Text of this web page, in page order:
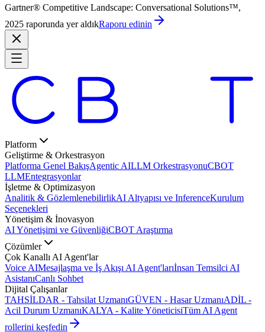
Gartner® Competitive Landscape: Conversational Solutions™,
2025 raporunda yer aldıkRaporu edinin
Platform
Geliştirme & Orkestrasyon
Platforma Genel BakışAgentic AILLM OrkestrasyonuCBOT
LLMEntegrasyonlar
İşletme & Optimizasyon
Analitik & GözlemlenebilirlikAI Altyapısı ve InferenceKurulum
Seçenekleri
Yönetişim & İnovasyon
AI Yönetişimi ve GüvenliğiCBOT Araştırma
Çözümler
Çok Kanallı AI Agent'lar
Voice AIMesajlaşma ve İş Akışı AI Agent'larıİnsan Temsilci AI
AsistanıCanlı Sohbet
Dijital Çalışanlar
TAHSİLDAR - Tahsilat UzmanıGÜVEN - Hasar UzmanıADİL -
Acil Durum UzmanıKALYA - Kalite YöneticisiTüm AI Agent
rollerini keşfedin